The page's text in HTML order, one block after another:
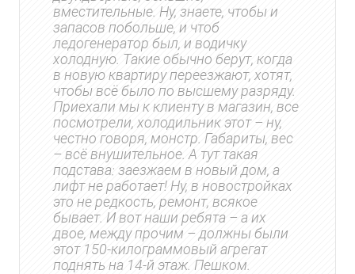
вместительные. Ну, знаете, чтобы и
запасов побольше, и чтоб
ледогенератор был, и водичку
холодную. Такие обычно берут, когда
в новую квартиру переезжают, хотят,
чтобы всё было по высшему разряду.
Приехали мы к клиенту в магазин, все
посмотрели, холодильник этот – ну,
честно говоря, монстр. Габариты, вес
– всё внушительное. А тут такая
подстава: заезжаем в новый дом, а
лифт не работает! Ну, в новостройках
это не редкость, ремонт, всякое
бывает. И вот наши ребята – а их
двое, между прочим – должны были
этот 150-килограммовый агрегат
поднять на 14-й этаж. Пешком.